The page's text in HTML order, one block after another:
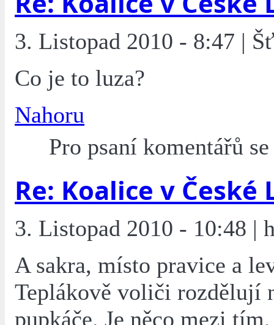
3. Listopad 2010 - 8:47 |
Co je to luza?
Nahoru
Pro psaní komentářů
Re: Koalice v České
3. Listopad 2010 - 10:48 |
A sakra, místo pravice a
Teplákově voliči rozdělují
pupkáče. Je něco mezi